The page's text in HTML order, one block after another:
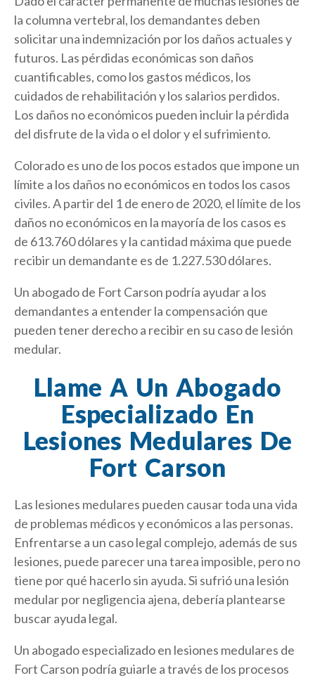
la columna vertebral, los demandantes deben
solicitar una indemnización por los daños actuales y
futuros. Las pérdidas económicas son daños
cuantificables, como los gastos médicos, los
cuidados de rehabilitación y los salarios perdidos.
Los daños no económicos pueden incluir la pérdida
del disfrute de la vida o el dolor y el sufrimiento.
Colorado es uno de los pocos estados que impone un
límite a los daños no económicos en todos los casos
civiles. A partir del 1 de enero de 2020, el límite de los
daños no económicos en la mayoría de los casos es
de 613.760 dólares y la cantidad máxima que puede
recibir un demandante es de 1.227.530 dólares.
Un abogado de Fort Carson podría ayudar a los
demandantes a entender la compensación que
pueden tener derecho a recibir en su caso de lesión
medular.
Llame A Un Abogado
Especializado En
Lesiones Medulares De
Fort Carson
Las lesiones medulares pueden causar toda una vida
de problemas médicos y económicos a las personas.
Enfrentarse a un caso legal complejo, además de sus
lesiones, puede parecer una tarea imposible, pero no
tiene por qué hacerlo sin ayuda. Si sufrió una lesión
medular por negligencia ajena, debería plantearse
buscar ayuda legal.
Un abogado especializado en lesiones medulares de
Fort Carson podría guiarle a través de los procesos